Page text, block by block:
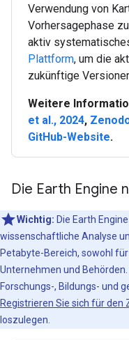
Verwendung von
Vorhersagephase
aktiv
Plattform, um die
zukünftige
Weitere
et al., 2024,
GitHub-Website.
Die Earth Engine
Wichtig: Die Earth
wissenschaftliche Analyse
Petabyte-Bereich, sowohl
Unternehmen und
Forschungs-, Bildungs- und
Registrieren Sie sich für
loszulegen.